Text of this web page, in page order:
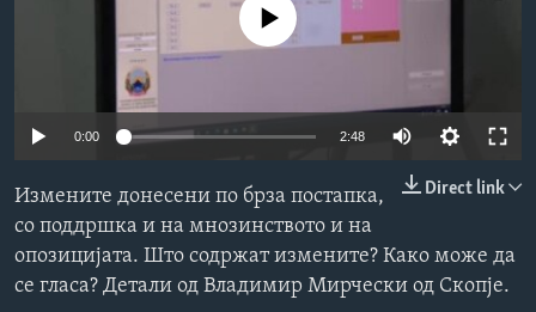
No media source currently available
0:00 2:48
Direct link
Измените донесени по брза постапка,
со поддршка и на мнозинството и на
опозицијата. Што содржат измените? Како може да
се гласа? Детали од Владимир Мирчески од Скопје.